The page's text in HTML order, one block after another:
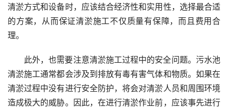
清淤方式和设备时，应该结合经济性和实用性，选择最合适
的方案，从而保证清淤施工不仅质量有保障，而且费用合
理。
此外，也需要注意清淤施工过程中的安全问题。污水池
清淤施工通常都会涉及到排放有毒有害气体和物质。如果在
清淤过程中没有进行安全防护，将会对清淤人员和周围环境
造成极大的威胁。因此，在进行清淤作业前，应该事先进行